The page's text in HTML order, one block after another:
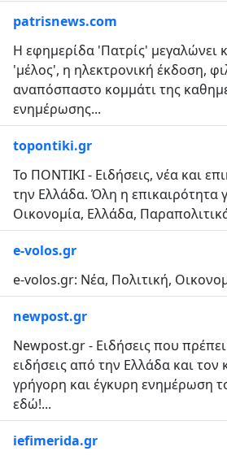
patrisnews.com
Η εφημερίδα 'Πατρίς' μεγαλώνει
'μέλος', η ηλεκτρονική έκδοση,
αναπόσπαστο κομμάτι της
ενημέρωσης...
topontiki.gr
Το ΠΟΝΤΙΚΙ - Ειδήσεις, νέα και
την Ελλάδα. Όλη η επικαιρότητα
Οικονομία, Ελλάδα,
e-volos.gr
e-volos.gr: Νέα, Πολιτική,
newpost.gr
Newpost.gr - Ειδήσεις που
ειδήσεις από την Ελλάδα και τον
γρήγορη και έγκυρη ενημέρωση
εδώ!...
iefimerida.gr